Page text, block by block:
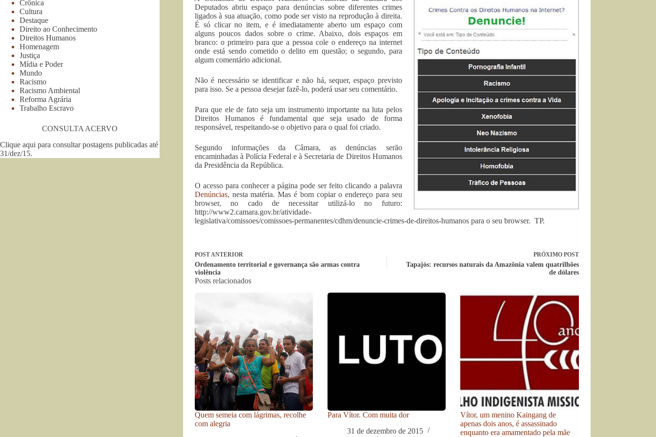
Deputados abriu espaço para denúncias sobre diferentes crimes
ligados à sua atuação, como pode ser visto na reprodução à direita.
É só clicar no item, e é imediatamente aberto um espaço com
alguns poucos dados sobre o crime. Abaixo, dois espaços em
branco: o primeiro para que a pessoa cole o endereço na internet
onde está sendo cometido o delito em questão; o segundo, para
algum comentário adicional.
Não é necessário se identificar e não há, sequer, espaço previsto
para isso. Se a pessoa desejar fazê-lo, poderá usar seu comentário.
Para que ele de fato seja um instrumento importante na luta pelos
Direitos Humanos é fundamental que seja usado de forma
responsável, respeitando-se o objetivo para o qual foi criado.
Segundo informações da Câmara, as denúncias serão
encaminhadas à Polícia Federal e à Secretaria de Direitos Humanos
da Presidência da República.
O acesso para conhecer a página pode ser feito clicando a palavra
Denúncias, nesta matéria. Mas é bom copiar o endereço para seu
browser, no cado de necessitar utilizá-lo no futuro:
http://www2.camara.gov.br/atividade-
legislativa/comissoes/comissoes-permanentes/cdhm/denuncie-crimes-de-direitos-humanos para o seu browser. TP.
POSTANTERIOR
Ordenamento territorial e governança são armas contra
violência
PRÓXIMO POST
Tapajós: recursos naturais da Amazônia valem quatrilhões
de dólares
Posts relacionados
Quem semeia com lágrimas, recolhe
com alegria
Para Vítor. Com muita dor
31 de dezembro de 2015
Vítor, um menino Kaingang de
apenas dois anos, é assassinado
enquanto era amamentado pela mãe
Crônica
Cultura
Destaque
Direito ao Conhecimento
Direitos Humanos
Homenagem
Justiça
Mídia e Poder
Mundo
Racismo
Racismo Ambiental
Reforma Agrária
Trabalho Escravo
CONSULTA ACERVO
Clique aqui para consultar postagens publicadas até
31/dez/15.